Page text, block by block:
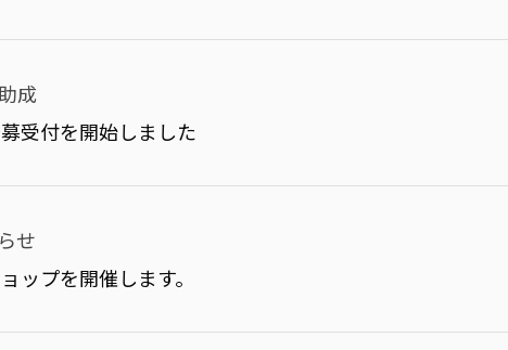
成
受付を開始しました
せ
ップを開催します。